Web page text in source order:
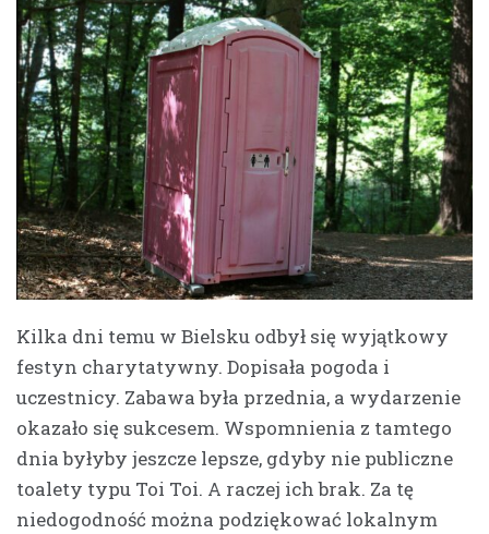
Kilka dni temu w Bielsku odbył się wyjątkowy
festyn charytatywny. Dopisała pogoda i
uczestnicy. Zabawa była przednia, a wydarzenie
okazało się sukcesem. Wspomnienia z tamtego
dnia byłyby jeszcze lepsze, gdyby nie publiczne
toalety typu Toi Toi. A raczej ich brak. Za tę
niedogodność można podziękować lokalnym